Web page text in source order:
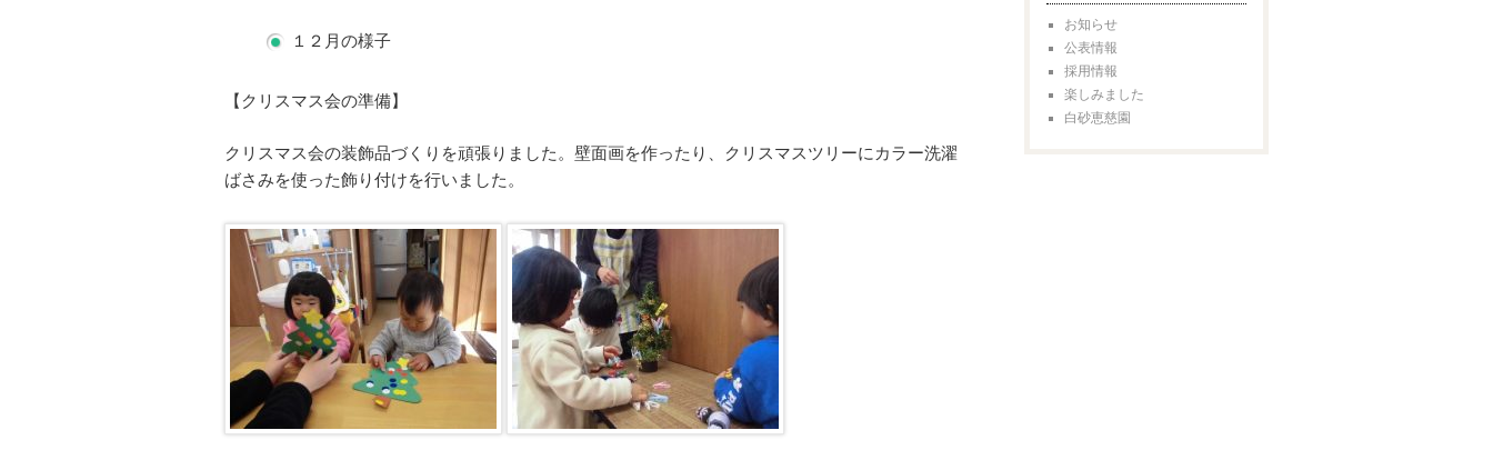
１２月の様子
【クリスマス会の準備】
クリスマス会の装飾品づくりを頑張りました。壁面画を作ったり、クリスマスツリーにカラー洗濯
ばさみを使った飾り付けを行いました。
お知らせ
公表情報
採用情報
楽しみました
白砂恵慈園